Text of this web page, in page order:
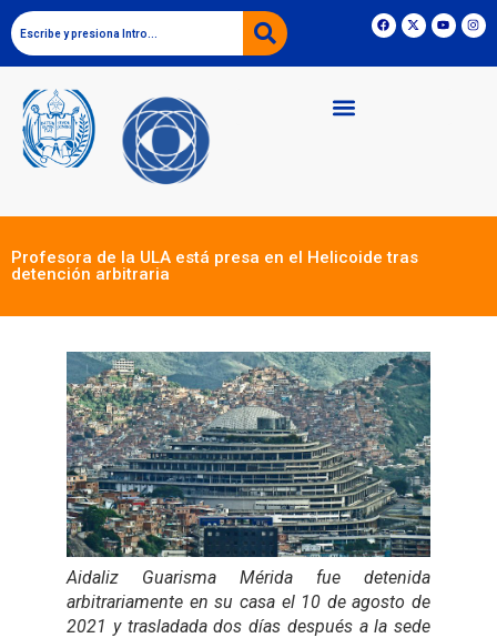
Profesora de la ULA está presa en el Helicoide tras
detención arbitraria
Aidaliz Guarisma Mérida fue detenida
arbitrariamente en su casa el 10 de agosto de
2021 y trasladada dos días después a la sede